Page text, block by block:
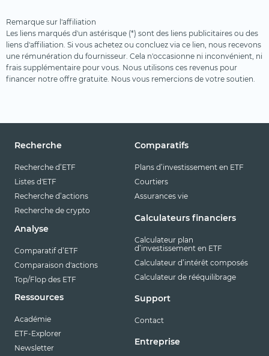
Remarque sur l'affiliation
Les liens marqués d'un astérisque (*) sont des liens publicitaires ou des
liens d'affiliation. Si vous achetez ou concluez via ce lien, nous recevons
une rémunération du fournisseur. Cela n'occasionne ni inconvénient, ni
frais supplémentaire pour vous. Nous utilisons ces revenus pour
financer notre offre gratuite. Nous vous remercions de votre soutien.
Recherche
Recherche d’ETF
Listes d'ETF
Recherche d’actions
Recherche de crypto
Analyse
Comparatif d’ETF
Comparaison d'actions
Top/Flop des ETF
Ressources
Académie
ETF-Explorer
Newsletter
Comparatifs
Plans d’investissement en ETF
Courtiers
Assurances vie
Calculateurs financiers
Calculateur plan
d’investissement en ETF
Calculateur d’intérêt composés
Calculateur de rééquilibrage
Support
Contact
Entreprise